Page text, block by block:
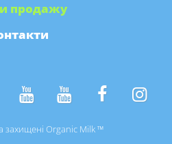
продажу
захищені Organic Milk ™